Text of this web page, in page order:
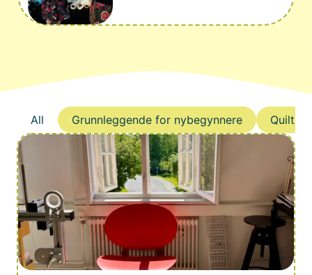
All Grunnleggende for nybegynnere Quilt-